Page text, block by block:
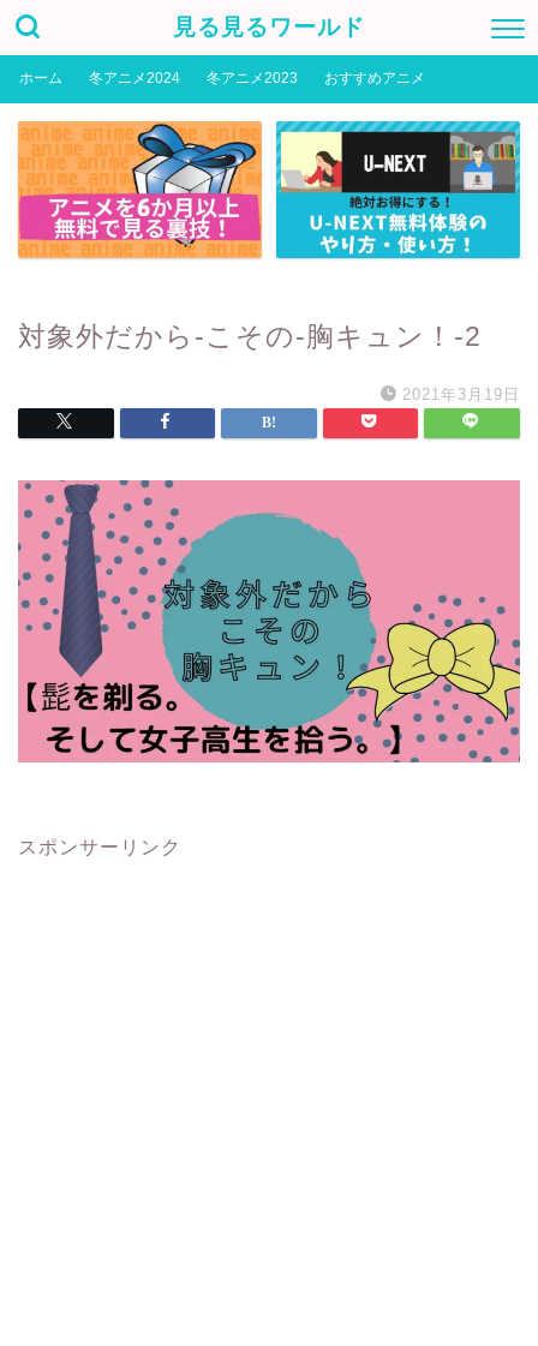
見る見るワールド
ホーム 冬アニメ2024 冬アニメ2023 おすすめアニメ
対象外だから-こその-胸キュン！-2
2021年3月19日
スポンサーリンク